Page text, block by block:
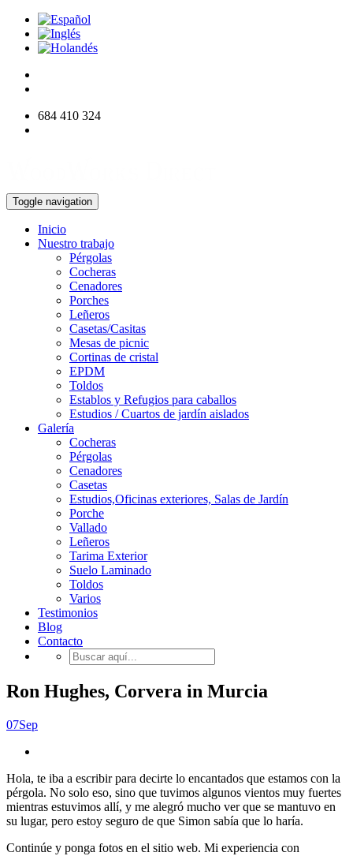
684 410 324
Toggle navigation
Inicio
Nuestro trabajo
Pérgolas
Cocheras
Cenadores
Porches
Leñeros
Casetas/Casitas
Mesas de picnic
Cortinas de cristal
EPDM
Toldos
Establos y Refugios para caballos
Estudios / Cuartos de jardín aislados
Galería
Cocheras
Pérgolas
Cenadores
Casetas
Estudios,Oficinas exteriores, Salas de Jardín
Porche
Vallado
Leñeros
Tarima Exterior
Suelo Laminado
Toldos
Varios
Testimonios
Blog
Contacto
Ron Hughes, Corvera in Murcia
07Sep
Hola, te iba a escribir para decirte lo encantados que estamos con la
pérgola. No solo eso, sino que tuvimos algunos vientos muy fuertes
mientras estuvimos allí, y me alegró mucho ver que se mantuvo en
su lugar, pero estoy seguro de que Simon sabía que lo haría.
Continúe y ponga fotos en el sitio web. Mi experiencia con